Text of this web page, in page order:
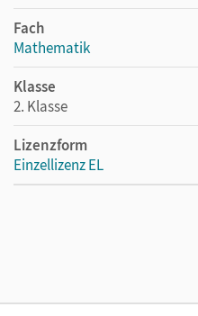
Fach
Mathematik
Klasse
2. Klasse
Lizenzform
Einzellizenz EL